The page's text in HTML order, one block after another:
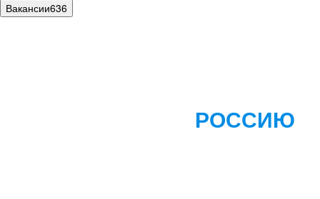
Вакансии636
РОССИЮ